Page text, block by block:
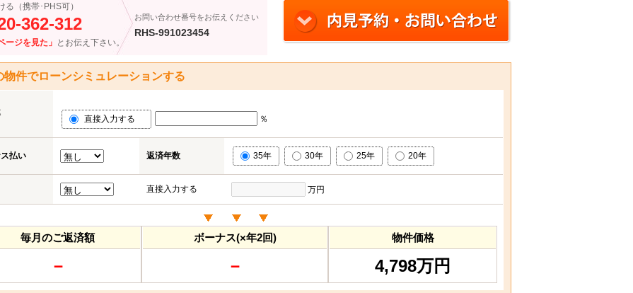
る（携帯･PHS可）
362-312
ージを見た」 とお伝え下さい。
お問い合わせ番号をお伝えください
RHS-991023454
物件でローンシミュレーションする
直接入力する ％
払い 返済年数 35年 30年 25年 20年
直接入力する 万円
毎月のご返済額
－
ボーナス(×年2回)
－
物件価格
4,798万円